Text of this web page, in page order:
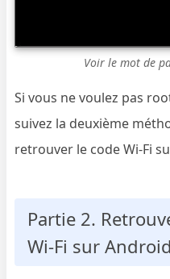
Voir le mot de
Si vous ne voulez pas
suivez la deuxième
retrouver le code Wi-Fi
Partie 2.
Wi-Fi sur